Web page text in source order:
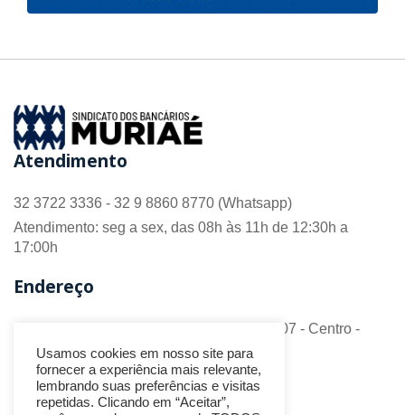
Atendimento
32 3722 3336 - 32 9 8860 8770 (Whatsapp)
Atendimento: seg a sex, das 08h às 11h de 12:30h a
17:00h
Endereço
R. Barão do Monte Alto nº 70 - Sala 306/307 - Centro -
CEP 36.880-018 - Muriaé/MG
Redes Sociais
Usamos cookies em nosso site para
fornecer a experiência mais relevante,
lembrando suas preferências e visitas
repetidas. Clicando em “Aceitar”,